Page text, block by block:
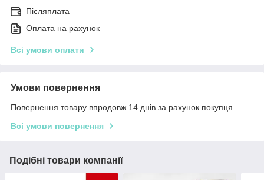
Післяплата
Оплата на рахунок
Всі умови оплати
Умови повернення
Повернення товару впродовж 14 днів за рахунок покупця
Всі умови повернення
Подібні товари компанії